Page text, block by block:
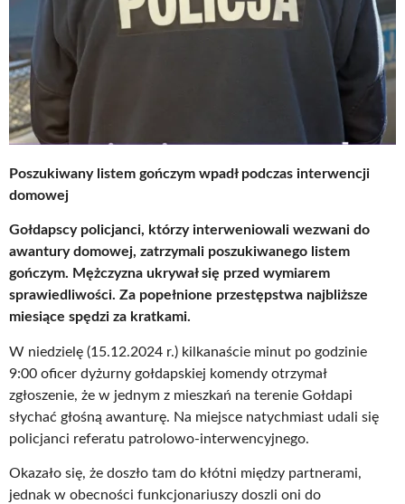
Poszukiwany listem gończym wpadł podczas interwencji
domowej
Gołdapscy policjanci, którzy interweniowali wezwani do
awantury domowej, zatrzymali poszukiwanego listem
gończym. Mężczyzna ukrywał się przed wymiarem
sprawiedliwości. Za popełnione przestępstwa najbliższe
miesiące spędzi za kratkami.
W niedzielę (15.12.2024 r.) kilkanaście minut po godzinie
9:00 oficer dyżurny gołdapskiej komendy otrzymał
zgłoszenie, że w jednym z mieszkań na terenie Gołdapi
słychać głośną awanturę. Na miejsce natychmiast udali się
policjanci referatu patrolowo-interwencyjnego.
Okazało się, że doszło tam do kłótni między partnerami,
jednak w obecności funkcjonariuszy doszli oni do